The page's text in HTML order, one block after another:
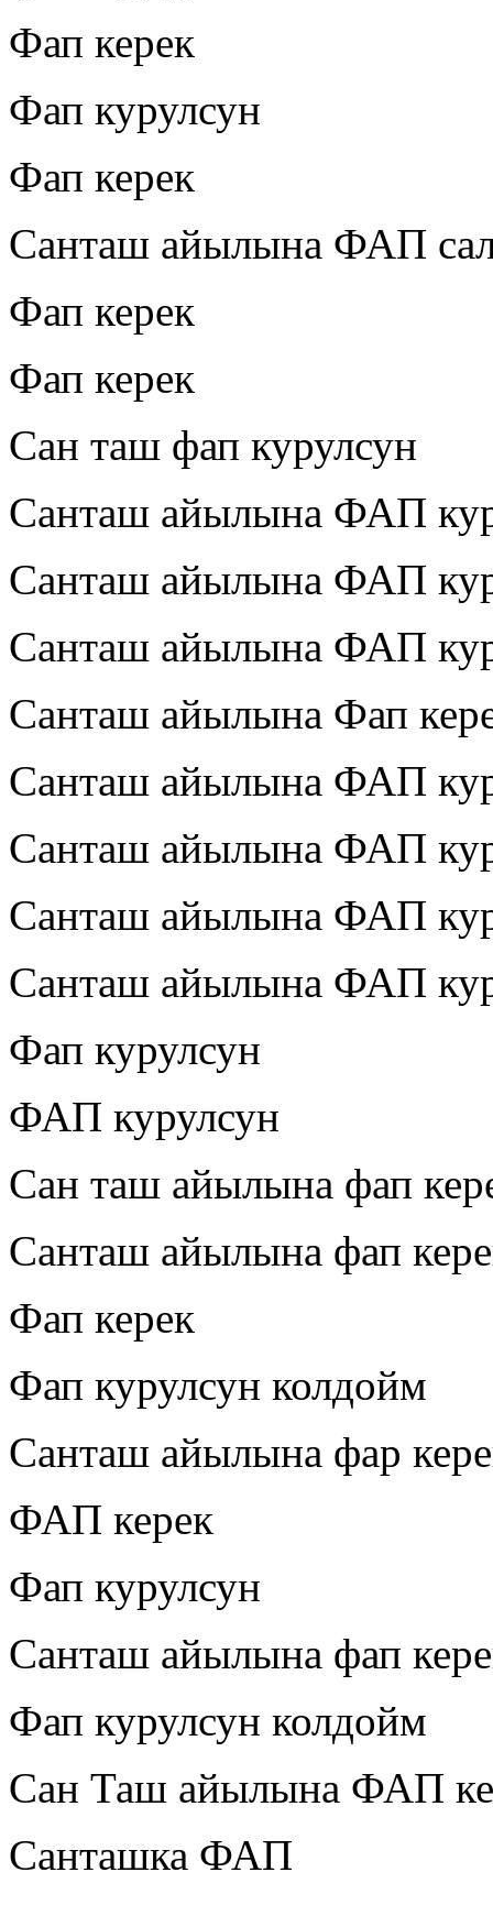
Фап керек
Фап курулсун
Фап керек
Санташ айылына ФАП
Фап керек
Фап керек
Сан таш фап курулсун
Санташ айылына ФАП
Санташ айылына ФАП
Санташ айылына ФАП
Санташ айылына Фап
Санташ айылына ФАП
Санташ айылына ФАП
Санташ айылына ФАП
Санташ айылына ФАП
Фап курулсун
ФАП курулсун
Сан таш айылына фап
Санташ айылына фап
Фап керек
Фап курулсун колдойм
Санташ айылына фар
ФАП керек
Фап курулсун
Санташ айылына фап
Фап курулсун колдойм
Сан Таш айылына ФАП
Санташка ФАП